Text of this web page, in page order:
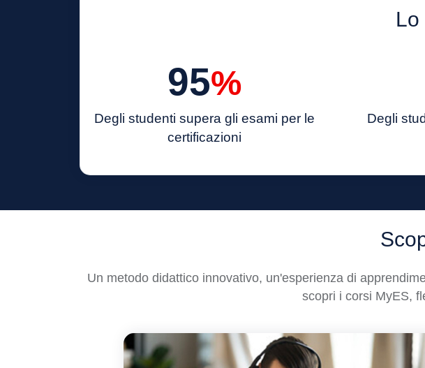
Lo
95%
Degli studenti supera gli esami per le
certificazioni
Degli
Un metodo didattico innovativo, un'esperienza di
scopri i corsi MyES,